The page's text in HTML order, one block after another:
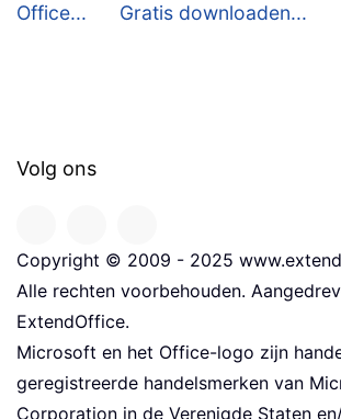
Office...
Gratis downloaden...
Volg ons
Copyright © 2009 - 2025
Alle rechten voorbehouden.
ExtendOffice.
Microsoft en het Office-logo zijn
geregistreerde handelsmerken van
Corporation in de Verenigde Staten